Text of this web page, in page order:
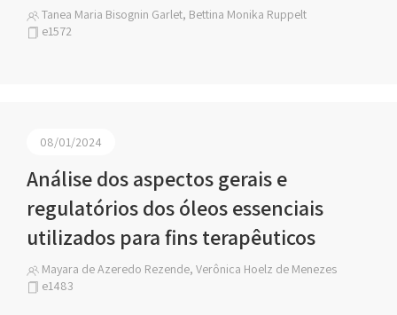
Tanea Maria Bisognin Garlet, Bettina Monika Ruppelt
e1572
08/01/2024
Análise dos aspectos gerais e
regulatórios dos óleos essenciais
utilizados para fins terapêuticos
Mayara de Azeredo Rezende, Verônica Hoelz de Menezes
e1483